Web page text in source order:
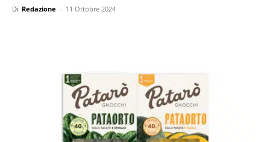
Di Redazione - 11 Ottobre 2024